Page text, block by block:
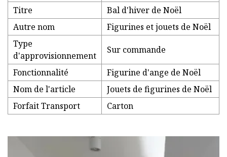
Titre
Bal d'hiver de Noël
Autre nom
Figurines et jouets de Noël
Type
d'approvisionnement
Sur commande
Fonctionnalité
Figurine d'ange de Noël
Nom de l'article
Jouets de figurines de Noël
Forfait Transport
Carton